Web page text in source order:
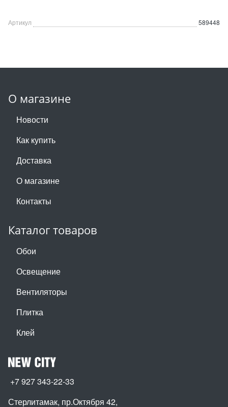
Артикул 589448
О магазине
Новости
Как купить
Доставка
О магазине
Контакты
Каталог товаров
Обои
Освещение
Вентиляторы
Плитка
Клей
+7 927 343-22-33
Стерлитамак, пр.Октября 42,